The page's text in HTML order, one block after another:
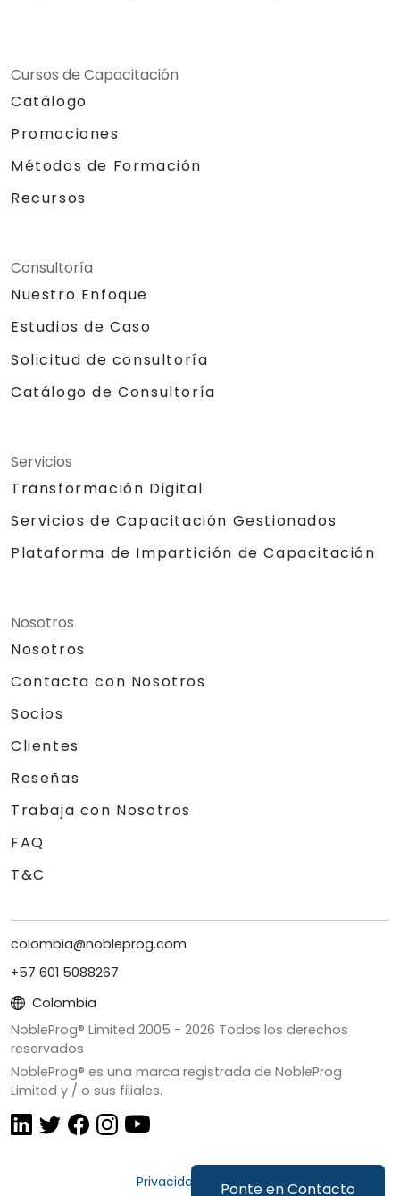
Ponte en Contacto
Cursos de Capacitación
Catálogo
Promociones
Métodos de Formación
Recursos
Consultoría
Nuestro Enfoque
Estudios de Caso
Solicitud de consultoría
Catálogo de Consultoría
Servicios
Transformación Digital
Servicios de Capacitación Gestionados
Plataforma de Impartición de Capacitación
Nosotros
Nosotros
Contacta con Nosotros
Socios
Clientes
Reseñas
Trabaja con Nosotros
FAQ
T&C
colombia@nobleprog.com
+57 601 5088267
Colombia
NobleProg® Limited 2005 - 2026 Todos los derechos
reservados
NobleProg® es una marca registrada de NobleProg
Limited y / o sus filiales.
Privacidad y Cookies